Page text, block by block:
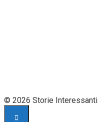
© 2026 Storie Interessanti